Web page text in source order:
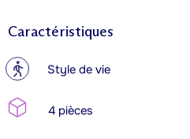
Caractéristiques
? Style de vie
4 pièces